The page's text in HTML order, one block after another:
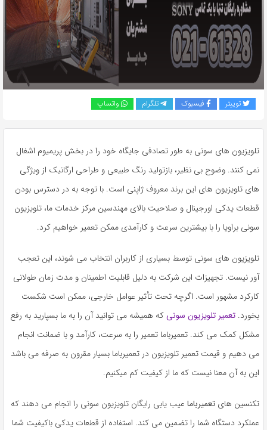
اشتراک
بگذارید.
لینک
توییتر فیسبوک تلگرام واتساپ
تلویزیون های سونی به طور تصادفی جایگاه خود را در بخش پریمیوم اشغال
نمی کنند. وضوح بی نظیر، بازتولید رنگ طبیعی و طراحی ارگانیک از ویژگی
های تلویزیون های این برند معروف ژاپنی است. با توجه به در دسترس بودن
قطعات یدکی اورجینال و صلاحیت بالای مهندسین مرکز خدمات ما، تلویزیون
سونی براویا را با بیشترین سرعت و کارآمدی ممکن تعمیر خواهیم کرد.
تلویزیون های سونی توسط بسیاری از کاربران انتخاب می شوند، این تعجب
آور نیست. تجهیزات این شرکت به دلیل قابلیت اطمینان و مدت زمان طولانی
کارکرد مشهور است. اگرچه تحت تأثیر عوامل خارجی، ممکن است شکست
بخورد. تعمیر تلویزیون سونیکه همیشه می توانید آن را به ما بسپارید به رفع
مشکل کمک می کند. تعمیرباما تعمیر را به سرعت، کارآمد و با ضمانت انجام
می دهیم و قیمت تعمیر تلویزیون در تعمیرباما بسیار مقرون به صرفه می باشد
این به آن معنا نیست که ما از کیفیت کم میکنیم.
تکنسین های تعمیرباما عیب یابی رایگان تلویزیون سونی را انجام می دهند که
عملکرد دستگاه شما را تضمین می کند. استفاده از قطعات یدکی باکیفیت شما